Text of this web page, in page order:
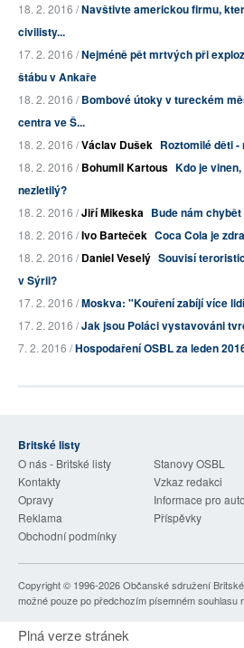
18. 2. 2016 /Navštivte americkou firmu,
civilisty...
17. 2. 2016 /Nejméně pět mrtvých při
štábu v Ankaře
18. 2. 2016 /Bombové útoky v tureckém
centra ve Š...
18. 2. 2016 /Václav Dušek Roztomilé děti
18. 2. 2016 /Bohumil Kartous Kdo je
nezletilý?
18. 2. 2016 /Jiří Mikeska Bude nám
18. 2. 2016 /Ivo Barteček Coca Cola je
18. 2. 2016 /Daniel Veselý Souvisí
v Sýrii?
17. 2. 2016 /Moskva: "Kouření zabíjí více
17. 2. 2016 /Jak jsou Poláci vystavováni
7. 2. 2016 /Hospodaření OSBL za leden
Britské listy
O nás - Britské listy
Stanovy OSBL
Kontakty
Vzkaz redakci
Opravy
Informace pro
Reklama
Příspěvky
Obchodní podmínky
Copyright © 1996-2026Občanské sdružení
možné pouze po předchozím písemném souhlasu
Plná verze stránek